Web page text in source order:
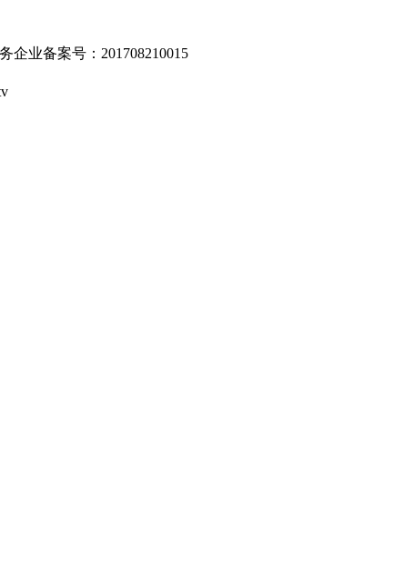
企业备案号：201708210015